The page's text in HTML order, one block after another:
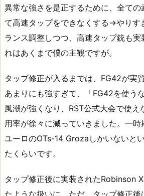
異常な強さを是正するために、全て
て高速タップをできなくする→やりす
ランス調整しつつ、高速タップ銃も
れはあくまで僕の主観ですが。
タップ修正が入るまでは、FG42が実
あまりにも強すぎて、「FG42を使う
風潮が強くなり、RST公式大会で使え
用率が徐々に減っていきました。一時
ユーロのOTs-14 Grozaしかいないと
たくらいです。
タップ修正後に実装されたRobinson
たような扱いに。ただ、タップ修正後